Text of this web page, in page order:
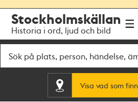
navigationen
huvudinnehållet
Stockholmskällan
Historia i ord, ljud och bild
Visa vad som